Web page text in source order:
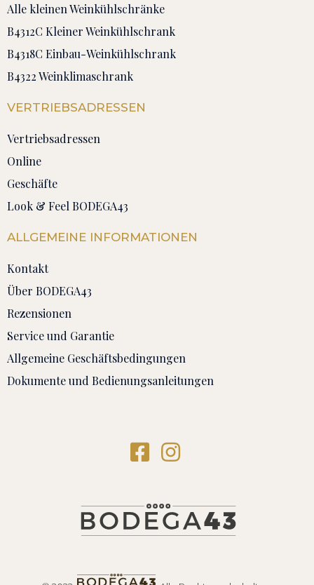
Alle kleinen Weinkühlschränke
B4312C Kleiner Weinkühlschrank
B4318C Einbau-Weinkühlschrank
B4322 Weinklimaschrank
VERTRIEBSADRESSEN
Vertriebsadressen
Online
Geschäfte
Look & Feel BODEGA43
ALLGEMEINE INFORMATIONEN
Kontakt
Über BODEGA43
Rezensionen
Service und Garantie
Allgemeine Geschäftsbedingungen
Dokumente und Bedienungsanleitungen